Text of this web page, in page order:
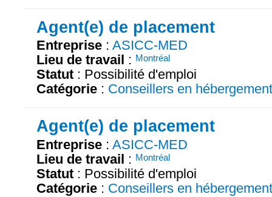
Agent(e) de placement
Entreprise : ASICC-MED
Lieu de travail : Montréal
Statut : Possibilité d'emploi
Catégorie : Conseillers en hébergement
Agent(e) de placement
Entreprise : ASICC-MED
Lieu de travail : Montréal
Statut : Possibilité d'emploi
Catégorie : Conseillers en hébergement